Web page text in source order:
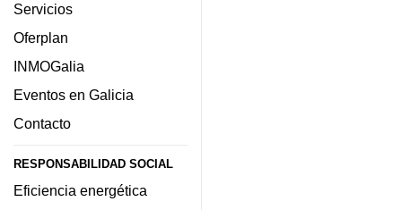
Servicios
Oferplan
INMOGalia
Eventos en Galicia
Contacto
RESPONSABILIDAD SOCIAL
Eficiencia energética